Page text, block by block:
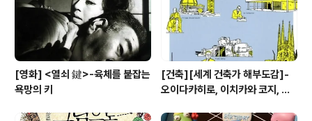
[영화] <열쇠 鍵>-육체를 붙잡는
욕망의 키
[건축][세계 건축가 해부도감]-
오이다카히로, 이치카와 코지, 요